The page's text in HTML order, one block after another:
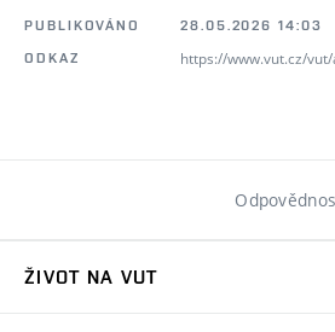
PUBLIKOVÁNO
28.05.2026 14:03
ODKAZ
https://www.vut.cz/
ŽIVOT NA VUT